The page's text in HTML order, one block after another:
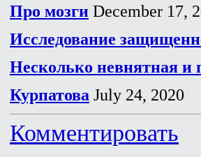
Про мозги December 17,
Исследование
Несколько невнятная и
Курпатова July 24, 2020
Комментировать